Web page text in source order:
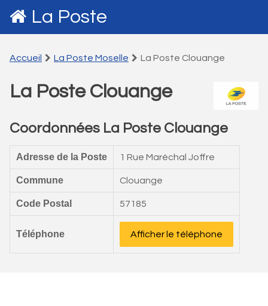
La Poste
Accueil La Poste Moselle La Poste Clouange
La Poste Clouange
Coordonnées La Poste Clouange
Adresse de la Poste 1 Rue Maréchal Joffre
Commune Clouange
Code Postal 57185
Téléphone Afficher le téléphone